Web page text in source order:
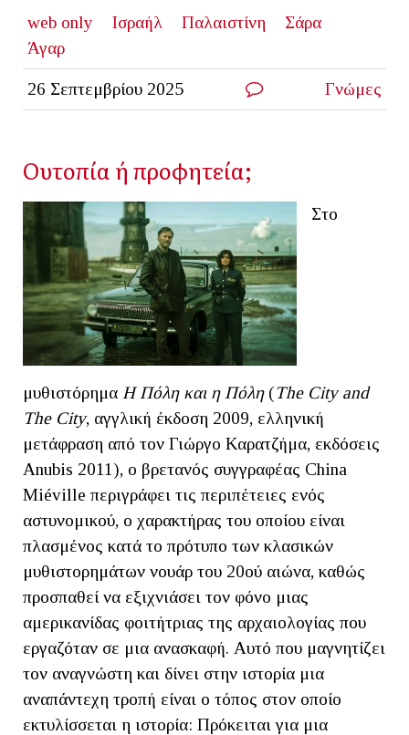
web only
Ισραήλ Παλαιστίνη
Σάρα
Άγαρ
26 Σεπτεμβρίου 2025 Γνώμες
Ουτοπία ή προφητεία;
Στο
μυθιστόρημα Η Πόλη και η Πόλη(The City and
The City, αγγλική έκδοση 2009, ελληνική
μετάφραση από τον Γιώργο Καρατζήμα, εκδόσεις
Anubis 2011), ο βρετανός συγγραφέας China
Miéville περιγράφει τις περιπέτειες ενός
αστυνομικού, ο χαρακτήρας του οποίου είναι
πλασμένος κατά το πρότυπο των κλασικών
μυθιστορημάτων νουάρ του 20ού αιώνα, καθώς
προσπαθεί να εξιχνιάσει τον φόνο μιας
αμερικανίδας φοιτήτριας της αρχαιολογίας που
εργαζόταν σε μια ανασκαφή. Αυτό που μαγνητίζει
τον αναγνώστη και δίνει στην ιστορία μια
αναπάντεχη τροπή είναι ο τόπος στον οποίο
εκτυλίσσεται η ιστορία: Πρόκειται για μια